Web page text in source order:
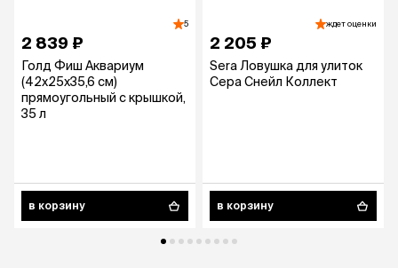
5
2 839 ₽
Голд Фиш Аквариум
(42x25x35,6 см)
прямоугольный с крышкой,
35 л
в корзину
ждет оценки
2 205 ₽
Sera Ловушка для улиток
Сера Снейл Коллект
в корзину